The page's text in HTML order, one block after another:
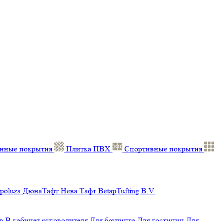
покрытия Плитка ПВХ Спортивные покрытия
ДюнаТафт Нева Тафт BetapTufting B.V.